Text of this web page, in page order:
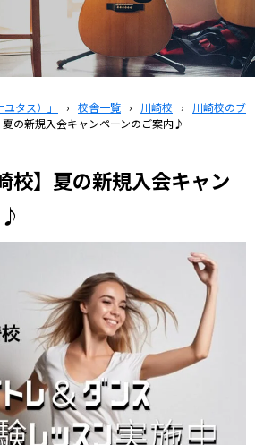
タス）」 › 校舎一覧 › 川崎校 ›
川崎校のブ
夏の新規入会キャンペーンのご案内♪
校】夏の新規入会キャン